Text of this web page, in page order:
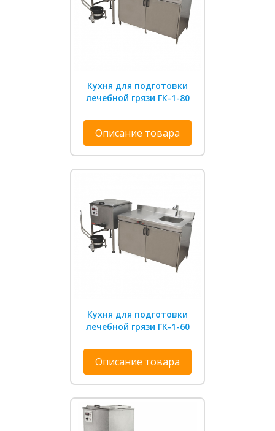
Кухня для подготовки
лечебной грязи ГК-1-80
Описание товара
Кухня для подготовки
лечебной грязи ГК-1-60
Описание товара